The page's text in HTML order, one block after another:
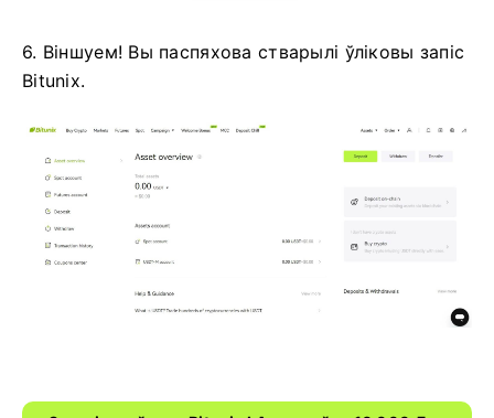
6. Віншуем! Вы паспяхова стварылі ўліковы запіс
Bitunix.